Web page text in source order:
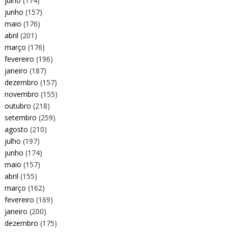
junho (157)
maio (176)
abril (201)
março (176)
fevereiro (196)
janeiro (187)
dezembro (157)
novembro (155)
outubro (218)
setembro (259)
agosto (210)
julho (197)
junho (174)
maio (157)
abril (155)
março (162)
fevereiro (169)
janeiro (200)
dezembro (175)